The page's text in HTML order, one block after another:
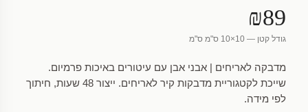
₪89
גודל קטן — 10×10 ס"מ ס"מ
מדבקה לאריחים | אבני אבן עם עיטורים באיכות פרמיום.
שייכת לקטגוריית מדבקות קיר לאריחים. ייצור 48 שעות, חיתוך
לפי מידה.